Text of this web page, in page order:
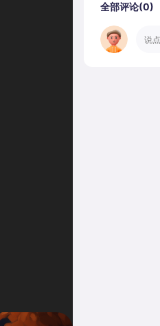
全部评论(0)